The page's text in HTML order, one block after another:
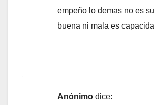
empeño lo demas no es
buena ni mala es
Anónimo dice: